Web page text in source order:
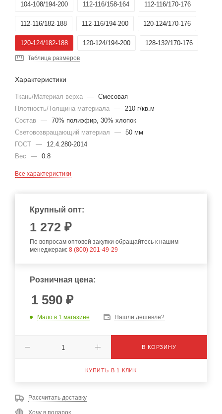
104-108/194-200 112-116/158-164 112-116/170-176
112-116/182-188 112-116/194-200 120-124/170-176
120-124/182-188 120-124/194-200 128-132/170-176
128-132/182-188
136-140/170-176
Таблица размеров
Характеристики
Ткань/Материал верха — Смесовая
Плотность/Толщина материала — 210 г/кв.м
Состав
— 70% полиэфир, 30% хлопок
Световозвращающий материал
— 50 мм
ГОСТ —
12.4.280-2014
Вес
— 0.8
Все характеристики
Крупный опт:
1 272 ₽
По вопросам оптовой закупки обращайтесь к нашим
менеджерам: 8 (800) 201-49-29
Розничная цена:
1 590 ₽
Мало в 1 магазине Нашли дешевле?
В КОРЗИНУ
КУПИТЬ В 1 КЛИК
Рассчитать доставку
Хочу в подарок